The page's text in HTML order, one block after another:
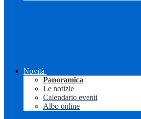
Novità
Panoramica
Le notizie
Calendario eventi
Albo online